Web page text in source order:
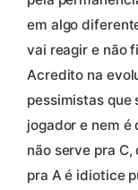
em algo
vai reagir e não
Acredito na
pessimistas que
jogador e nem é
não serve pra C,
pra A é idiotice